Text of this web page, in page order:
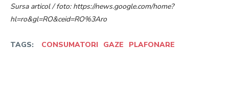
Sursa articol / foto: https://news.google.com/home?
hl=ro&gl=RO&ceid=RO%3Aro
TAGS: CONSUMATORI GAZE PLAFONARE